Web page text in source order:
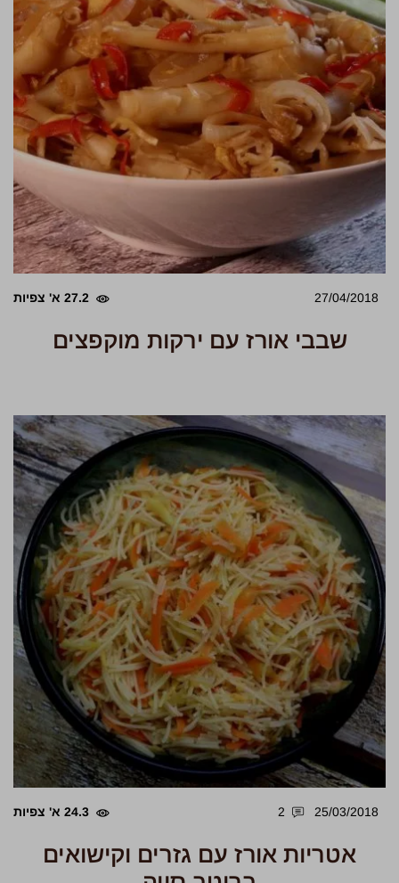
27/04/2018 27.2 א' צפיות
שבבי אורז עם ירקות מוקפצים
25/03/2018
2 24.3 א' צפיות
אטריות אורז עם גזרים וקישואים